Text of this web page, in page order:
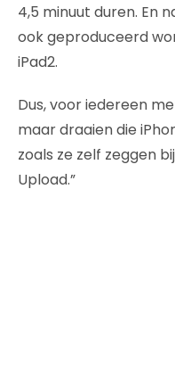
4,5 minuut duren. En
ook geproduceerd
iPad2.
Dus, voor iedereen
maar draaien die
zoals ze zelf zeggen
Upload.”